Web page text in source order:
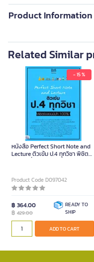
Product Information
Related Similar
- 15 %
หนังสือ Perfect Short Note and
Lecture ติวเข้ม ป.4 ทุกวิชา พิชิต
Product Code D097042
฿ 364.00
฿ 429.00
READY TO
SHIP
ADD TO CART